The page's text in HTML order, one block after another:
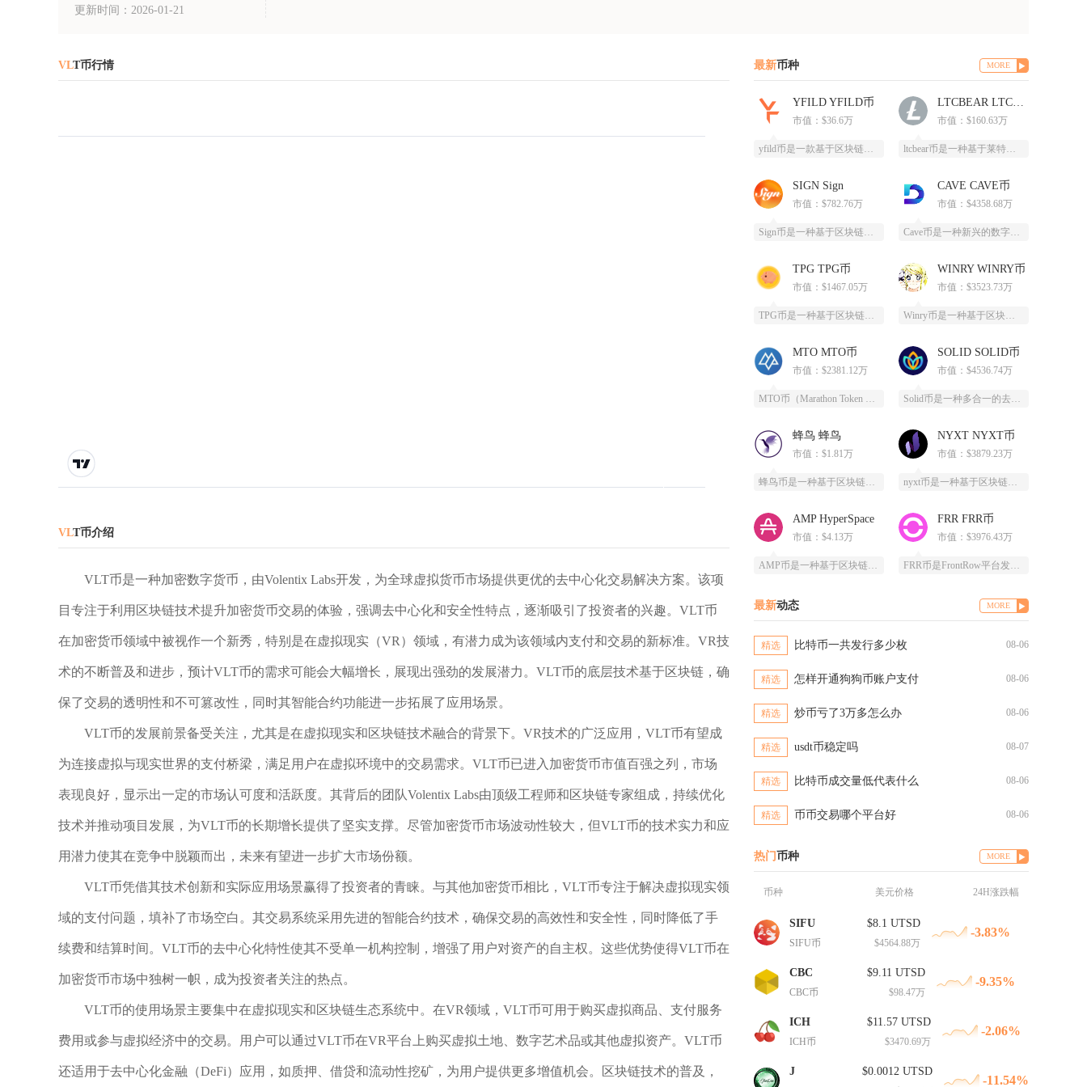
更新时间：2026-01-21
VLT币行情
VLT币介绍
VLT币是一种加密数字货币，由Volentix Labs开发，为全球虚拟货币市场提供更优的去中心化交易解决方案。该项
目专注于利用区块链技术提升加密货币交易的体验，强调去中心化和安全性特点，逐渐吸引了投资者的兴趣。VLT币
在加密货币领域中被视作一个新秀，特别是在虚拟现实（VR）领域，有潜力成为该领域内支付和交易的新标准。VR技
术的不断普及和进步，预计VLT币的需求可能会大幅增长，展现出强劲的发展潜力。VLT币的底层技术基于区块链，确
保了交易的透明性和不可篡改性，同时其智能合约功能进一步拓展了应用场景。
VLT币的发展前景备受关注，尤其是在虚拟现实和区块链技术融合的背景下。VR技术的广泛应用，VLT币有望成
为连接虚拟与现实世界的支付桥梁，满足用户在虚拟环境中的交易需求。VLT币已进入加密货币市值百强之列，市场
表现良好，显示出一定的市场认可度和活跃度。其背后的团队Volentix Labs由顶级工程师和区块链专家组成，持续优化
技术并推动项目发展，为VLT币的长期增长提供了坚实支撑。尽管加密货币市场波动性较大，但VLT币的技术实力和应
用潜力使其在竞争中脱颖而出，未来有望进一步扩大市场份额。
VLT币凭借其技术创新和实际应用场景赢得了投资者的青睐。与其他加密货币相比，VLT币专注于解决虚拟现实领
域的支付问题，填补了市场空白。其交易系统采用先进的智能合约技术，确保交易的高效性和安全性，同时降低了手
续费和结算时间。VLT币的去中心化特性使其不受单一机构控制，增强了用户对资产的自主权。这些优势使得VLT币在
加密货币市场中独树一帜，成为投资者关注的热点。
VLT币的使用场景主要集中在虚拟现实和区块链生态系统中。在VR领域，VLT币可用于购买虚拟商品、支付服务
费用或参与虚拟经济中的交易。用户可以通过VLT币在VR平台上购买虚拟土地、数字艺术品或其他虚拟资产。VLT币
还适用于去中心化金融（DeFi）应用，如质押、借贷和流动性挖矿，为用户提供更多增值机会。区块链技术的普及，
最新币种 MORE
YFILD YFILD币
市值：$36.6万 市值：$160.63万
SIGN Sign
市值：$782.76万
CAVE CAVE币
市值：$4358.68万
TPG TPG币
市值：$1467.05万
WINRY WINRY币
市值：$3523.73万
MTO MTO币
市值：$2381.12万
SOLID SOLID币
市值：$4536.74万
蜂鸟 蜂鸟
市值：$1.81万
NYXT NYXT币
市值：$3879.23万
AMP HyperSpace
市值：$4.13万
FRR FRR币
市值：$3976.43万
最新动态 MORE
精选 比特币一共发行多少枚 08-06
精选 怎样开通狗狗币账户支付 08-06
精选 炒币亏了3万多怎么办 08-06
精选 usdt币稳定吗 08-07
精选 比特币成交量低代表什么 08-06
精选 币币交易哪个平台好 08-06
热门币种 MORE
币种 美元价格 24H涨跌幅
SIFU
SIFU币
$8.1 UTSD
$4564.88万
-3.83%
CBC
CBC币
$9.11 UTSD
$98.47万
-9.35%
ICH
ICH币
$11.57 UTSD
$3470.69万
-2.06%
J $0.0012 UTSD
-11.54%